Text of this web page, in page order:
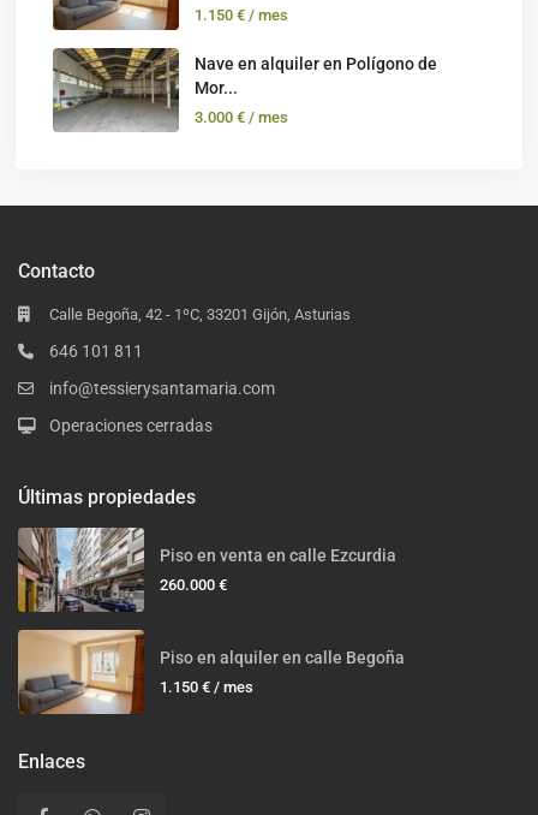
1.150 € / mes
Nave en alquiler en Polígono de
Mor...
3.000 € / mes
Contacto
Calle Begoña, 42 - 1ºC, 33201 Gijón, Asturias
646 101 811
info@tessierysantamaria.com
Operaciones cerradas
Últimas propiedades
Piso en venta en calle Ezcurdia
260.000 €
Piso en alquiler en calle Begoña
1.150 € / mes
Enlaces